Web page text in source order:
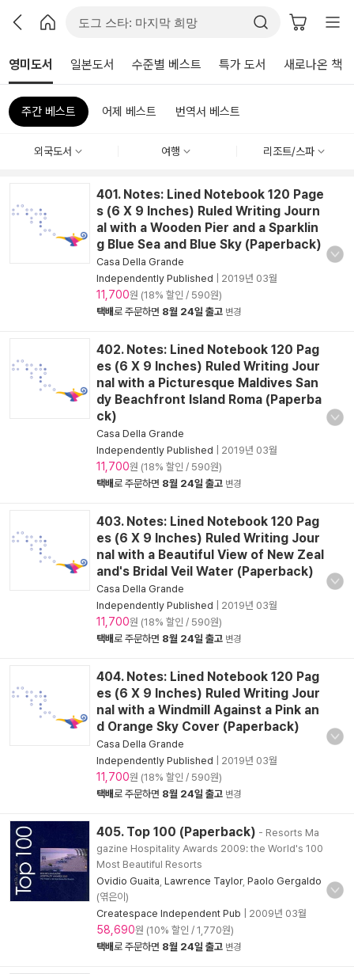
영미도서 일본도서 수준별 베스트 특가 도서 새로나온 책
주간 베스트 어제 베스트 번역서 베스트
외국도서 여행 리조트/스파
401. Notes: Lined Notebook 120 Page
s (6 X 9 Inches) Ruled Writing Journ
al with a Wooden Pier and a Sparklin
g Blue Sea and Blue Sky (Paperback)
Casa Della Grande
Independently Published
2019년 03월
11,700원 (18% 할인 / 590원)
택배로 주문하면 8월 24일 출고 변경
402. Notes: Lined Notebook 120 Pag
es (6 X 9 Inches) Ruled Writing Jour
nal with a Picturesque Maldives San
dy Beachfront Island Roma (Paperba
ck)
Casa Della Grande
Independently Published
2019년 03월
11,700원 (18% 할인 / 590원)
택배로 주문하면 8월 24일 출고 변경
403. Notes: Lined Notebook 120 Pag
es (6 X 9 Inches) Ruled Writing Jour
nal with a Beautiful View of New Zeal
and's Bridal Veil Water (Paperback)
Casa Della Grande
Independently Published
2019년 03월
11,700원 (18% 할인 / 590원)
택배로 주문하면 8월 24일 출고 변경
404. Notes: Lined Notebook 120 Pag
es (6 X 9 Inches) Ruled Writing Jour
nal with a Windmill Against a Pink an
d Orange Sky Cover (Paperback)
Casa Della Grande
Independently Published
2019년 03월
11,700원 (18% 할인 / 590원)
택배로 주문하면 8월 24일 출고 변경
405. Top 100 (Paperback) - Resorts Ma
gazine Hospitality Awards 2009: the World's 100
Most Beautiful Resorts
Ovidio Guaita Lawrence Taylor, Paolo Gergaldo
(엮은이)
Createspace Independent Pub
2009년 03월
58,690원 (10% 할인 / 1,770원)
택배로 주문하면 8월 24일 출고 변경